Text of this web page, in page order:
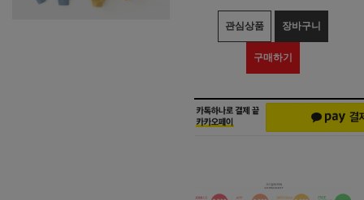
관심상품 장바구니
구매하기